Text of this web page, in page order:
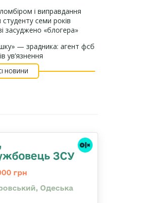
і виправдання
студенту семи років
засуджено «блогера»
— зрадника: агент фсб
ув’язнення
НОВИНИ
ЗСУ
грн
Одеська